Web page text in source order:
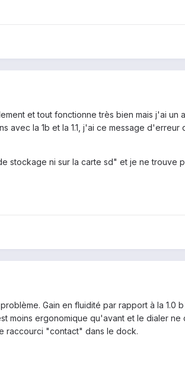
et tout fonctionne très bien mais j'ai un
avec la 1b et la 1.1, j'ai ce message d'erreur
stockage ni sur la carte sd" et je ne trouve
Gain en fluidité par rapport à la 1.0
moins ergonomique qu'avant et le dialer ne
raccourci "contact" dans le dock.